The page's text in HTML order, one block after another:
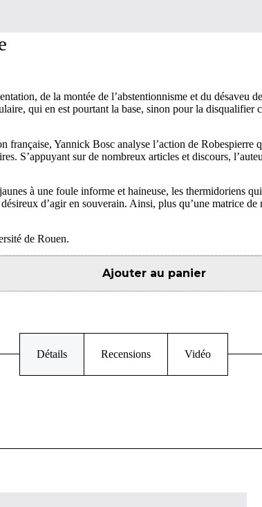
de la montée de l’abstentionnisme et du désaveu
qui en est pourtant la base, sinon pour la
Yannick Bosc analyse l’action de Robespierre
S’appuyant sur de nombreux articles et discours,
à une foule informe et haineuse, les thermidoriens
d’agir en souverain. Ainsi, plus qu’une matrice
de Rouen.
Ajouter au panier
Détails Recensions Vidéo